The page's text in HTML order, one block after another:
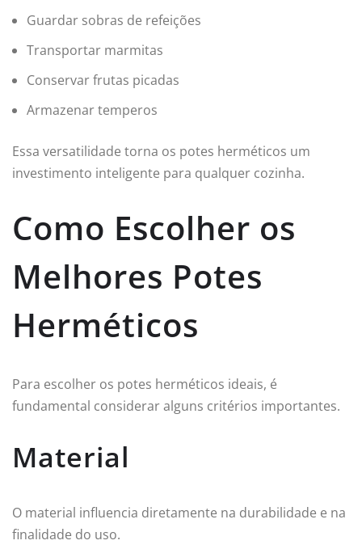
Guardar sobras de refeições
Transportar marmitas
Conservar frutas picadas
Armazenar temperos
Essa versatilidade torna os potes herméticos um
investimento inteligente para qualquer cozinha.
Como Escolher os
Melhores Potes
Herméticos
Para escolher os potes herméticos ideais, é
fundamental considerar alguns critérios importantes.
Material
O material influencia diretamente na durabilidade e na
finalidade do uso.